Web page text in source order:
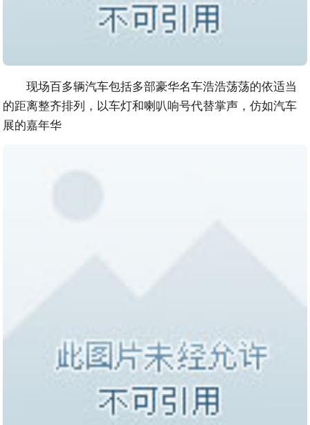
现场百多辆汽车包括多部豪华名车浩浩荡荡的依适当
的距离整齐排列，以车灯和喇叭响号代替掌声，仿如汽车
展的嘉年华